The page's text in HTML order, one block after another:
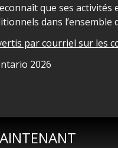
que ses activités
dans l’ensemble
par courriel sur les
2026